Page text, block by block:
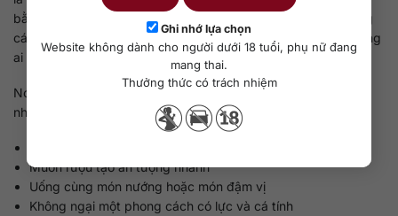
Ghi nhớ lựa chọn
Website không dành cho người dưới 18 tuổi, phụ nữ đang
mang thai.
Thưởng thức có trách nhiệm
bằng tốt và không quá nặng mùi gỗ sồi. Khi chọn đúng phong
cách, Úc vẫn có thể là một lựa chọn hấp dẫn, nhất là với những
ai thích vang đỏ rõ cá tính hơn là kiểu mềm và hiền.
Nói ngắn gọn, Cabernet Sauvignon của Úc thường hợp với
những người:
Muốn rượu tạo ấn tượng nhanh
Uống cùng món nướng hoặc món đậm vị
Không ngại một phong cách có lực và cá tính